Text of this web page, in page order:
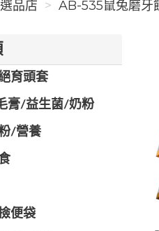
品店 AB-535鼠兔磨牙
育頭套
膏/益生菌/奶粉
/營養
便袋